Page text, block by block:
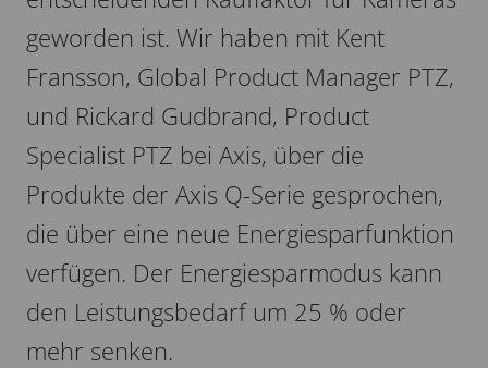
geworden ist. Wir haben mit Kent
Fransson, Global Product Manager PTZ,
und Rickard Gudbrand, Product
Specialist PTZ bei Axis, über die
Produkte der Axis Q-Serie gesprochen,
die über eine neue Energiesparfunktion
verfügen. Der Energiesparmodus kann
den Leistungsbedarf um 25 % oder
mehr senken.